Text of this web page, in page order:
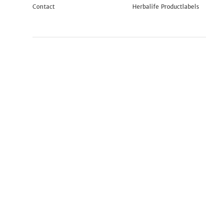
Contact
Herbalife Productlabels